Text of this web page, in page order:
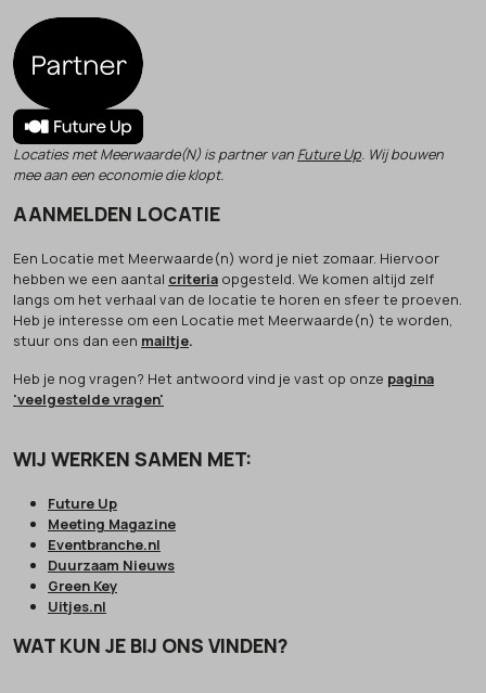
Locaties met Meerwaarde(N) is partner van Future Up. Wij bouwen
mee aan een economie die klopt.
AANMELDEN LOCATIE
Een Locatie met Meerwaarde(n) word je niet zomaar. Hiervoor
hebben we een aantal criteria opgesteld. We komen altijd zelf
langs om het verhaal van de locatie te horen en sfeer te proeven.
Heb je interesse om een Locatie met Meerwaarde(n) te worden,
stuur ons dan een mailtje.
Heb je nog vragen? Het antwoord vind je vast op onze pagina
'veelgestelde vragen'
WIJ WERKEN SAMEN MET:
Future Up
Meeting Magazine
Eventbranche.nl
Duurzaam Nieuws
Green Key
Uitjes.nl
WAT KUN JE BIJ ONS VINDEN?